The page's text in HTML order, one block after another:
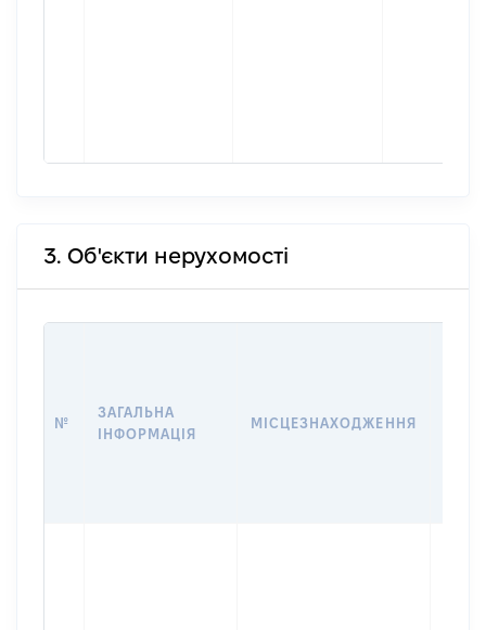
3. Об'єкти нерухомості
№
ЗАГАЛЬНА
ІНФОРМАЦІЯ
МІСЦЕЗНАХОДЖЕННЯ